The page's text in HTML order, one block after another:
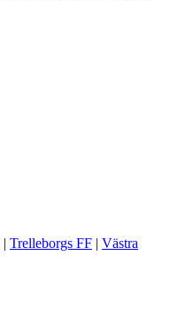
| Trelleborgs FF | Västra